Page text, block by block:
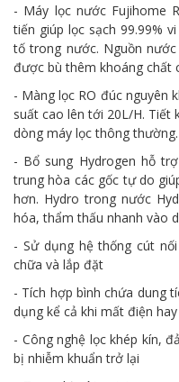
- Máy lọc nước Fujihome
tiến giúp lọc sạch 99.99%
tố trong nước. Nguồn
được bù thêm khoáng chất
- Màng lọc RO đúc nguyên
suất cao lên tới 20L/H. Tiết
dòng máy lọc thông thường.
- Bổ sung Hydrogen hỗ
trung hòa các gốc tự do
hơn. Hydro trong nước
hóa, thẩm thấu nhanh vào
- Sử dụng hệ thống cút
chữa và lắp đặt
- Tích hợp bình chứa dung
dụng kể cả khi mất điện
- Công nghệ lọc khép kín,
bị nhiễm khuẩn trở lại